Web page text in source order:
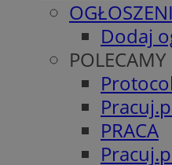
Dodaj
POLECAMY
PRACA